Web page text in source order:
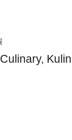
Culinary,